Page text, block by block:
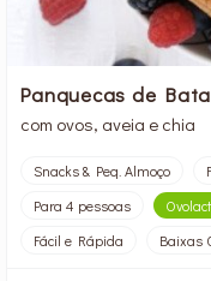
Panquecas de
com ovos, aveia e chia
Snacks & Peq. Almoço
Para 4 pessoas
Fácil e Rápida
Baixas